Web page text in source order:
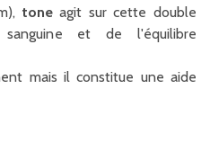
toneagit sur cette double
sanguine et de l'équilibre
mais il constitue une aide